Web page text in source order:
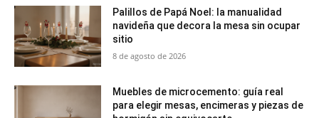
Palillos de Papá Noel: la manualidad
navideña que decora la mesa sin ocupar
sitio
8 de agosto de 2026
Muebles de microcemento: guía real
para elegir mesas, encimeras y piezas de